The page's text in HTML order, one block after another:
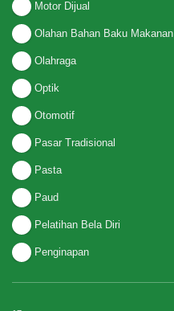
Motor Dijual
Olahan Bahan Baku Makanan
Olahraga
Optik
Otomotif
Pasar Tradisional
Pasta
Paud
Pelatihan Bela Diri
Penginapan